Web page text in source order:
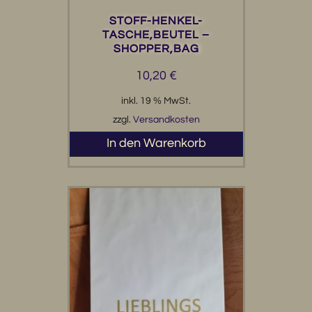
über nutzt, zerstört oder illegal abgeholzt wurden.
So kannst du guten Gewissens deine Sachen
verstauen und gleichzeitig die Umwelt schützen.
Das freut nicht nur die Natur, sondern auch das
Kartonbox Korallenriff
Warum Karton und nicht Plastik?
für unsere Meere und Tiere darstellt, ist es
besonders wichtig, Alternativen zu verwenden, die
biologisch abbaubar sind. Karton zersetzt sich viel
schneller und hinterlässt kaum Rückstände in der
Umwelt. Außerdem lässt sich Karton super
recyceln und wiederverwenden. Wenn die Box also
STOFF-HENKEL-
TASCHE,BEUTEL –
SHOPPER,BAG
10,20 €
inkl. 19 % MwSt.
zzgl. Versandkosten
In den Warenkorb